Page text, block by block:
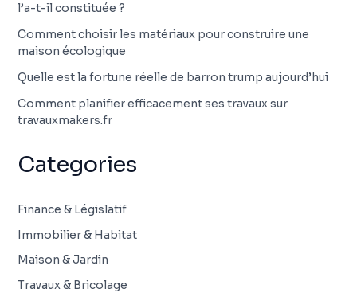
l’a-t-il constituée ?
Comment choisir les matériaux pour construire une
maison écologique
Quelle est la fortune réelle de barron trump aujourd’hui
Comment planifier efficacement ses travaux sur
travauxmakers.fr
Categories
Finance & Législatif
Immobilier & Habitat
Maison & Jardin
Travaux & Bricolage